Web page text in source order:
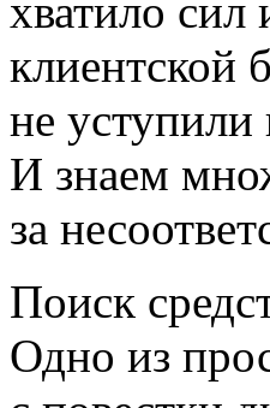
хватило сил
клиентской
не уступили
И знаем
за
Поиск
Одно из